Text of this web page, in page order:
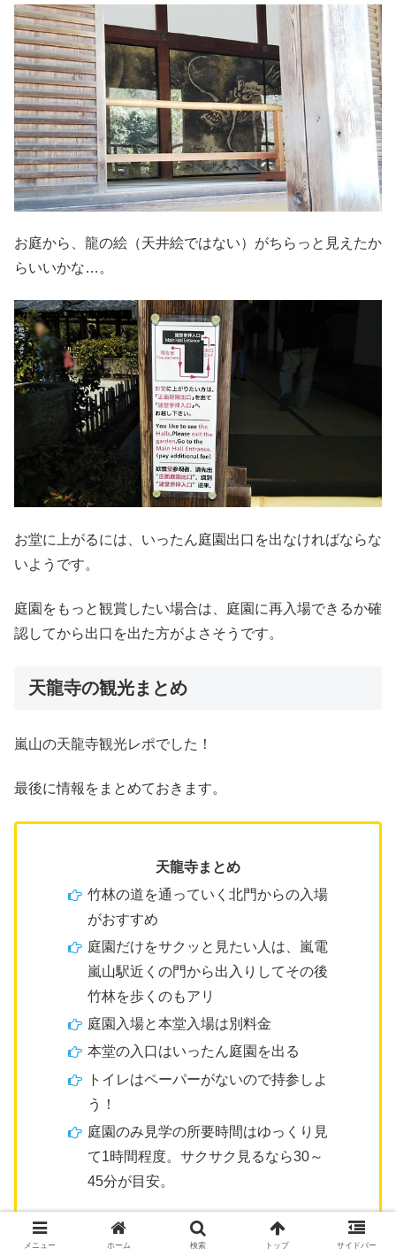
お庭から、龍の絵（天井絵ではない）がちらっと見えたか
らいいかな…。
お堂に上がるには、いったん庭園出口を出なければならな
いようです。
庭園をもっと観賞したい場合は、庭園に再入場できるか確
認してから出口を出た方がよさそうです。
天龍寺の観光まとめ
嵐山の天龍寺観光レポでした！
最後に情報をまとめておきます。
天龍寺まとめ
竹林の道を通っていく北門からの入場
がおすすめ
庭園だけをサクッと見たい人は、嵐電
嵐山駅近くの門から出入りしてその後
竹林を歩くのもアリ
庭園入場と本堂入場は別料金
本堂の入口はいったん庭園を出る
トイレはペーパーがないので持参しよ
う！
庭園のみ見学の所要時間はゆっくり見
て1時間程度。サクサク見るなら30～
45分が目安。
メニュー ホーム 検索 トップ サイドバー